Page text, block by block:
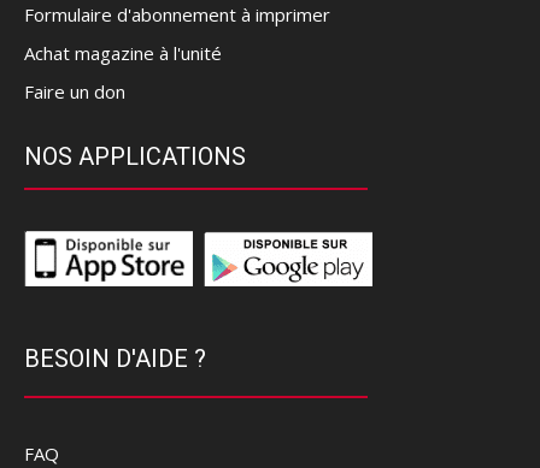
Formulaire d'abonnement à imprimer
Achat magazine à l'unité
Faire un don
NOS APPLICATIONS
BESOIN D'AIDE ?
FAQ